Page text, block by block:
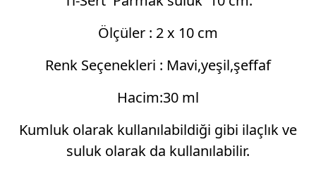
Ölçüler : 2 x 10 cm
Renk Seçenekleri : Mavi,yeşil,şeffaf
Hacim:30 ml
Kumluk olarak kullanılabildiği gibi ilaçlık ve
suluk olarak da kullanılabilir.